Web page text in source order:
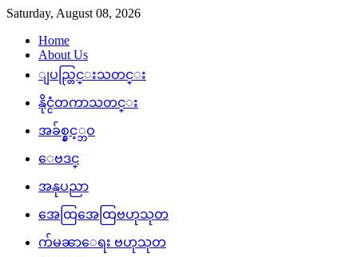
Skip
content
Saturday, August 08, 2026
Home
About Us
ျပည္တြင္းသတင္း
နိုင္ငံတကာသတင္း
အခ်စ္နွင့္ဘဝ
ေဗဒင္
အနုပညာ
အေထြအေထြဗဟုသုတ
က်မၼာေရး ဗဟုသုတ